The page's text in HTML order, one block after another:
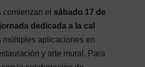
comienzan el sábado 17 de
jornada dedicada a la cal
múltiples aplicaciones en
y arte mural. Para